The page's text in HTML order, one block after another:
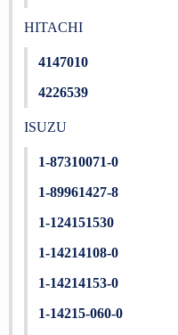
HITACHI
4147010
4226539
ISUZU
1-87310071-0
1-89961427-8
1-124151530
1-14214108-0
1-14214153-0
1-14215-060-0